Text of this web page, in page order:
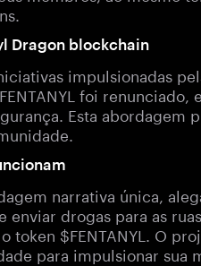
Dragon blockchain
impulsionadas
foi
Esta abordagem
narrativa única,
enviar drogas para as
token $FENTANYL. O
para impulsionar sua